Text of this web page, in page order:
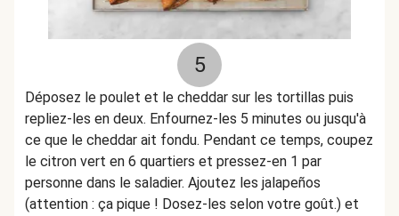
5
Déposez le poulet et le cheddar sur les tortillas puis
repliez-les en deux. Enfournez-les 5 minutes ou jusqu'à
ce que le cheddar ait fondu. Pendant ce temps, coupez
le citron vert en 6 quartiers et pressez-en 1 par
personne dans le saladier. Ajoutez les jalapeños
(attention : ça pique ! Dosez-les selon votre goût.) et